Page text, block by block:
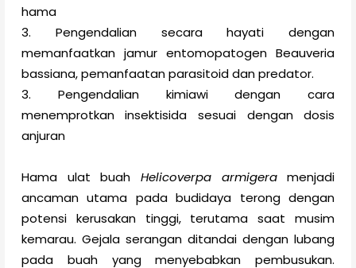
hama
3. Pengendalian secara hayati dengan
memanfaatkan jamur entomopatogen Beauveria
bassiana, pemanfaatan parasitoid dan predator.
3. Pengendalian kimiawi dengan cara
menemprotkan insektisida sesuai dengan dosis
anjuran
Hama ulat buah Helicoverpa armigeramenjadi
ancaman utama pada budidaya terong dengan
potensi kerusakan tinggi, terutama saat musim
kemarau. Gejala serangan ditandai dengan lubang
pada buah yang menyebabkan pembusukan.